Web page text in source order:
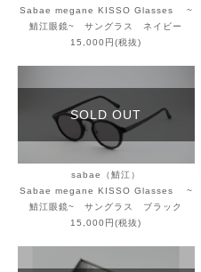
Sabae megane KISSO Glasses ~
鯖江眼鏡~ サングラス ネイビー
15,000円(税抜)
SOLD OUT
sabae（鯖江）
Sabae megane KISSO Glasses ~
鯖江眼鏡~ サングラス ブラック
15,000円(税抜)